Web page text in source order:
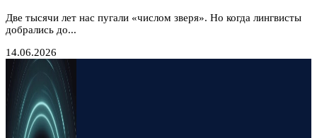
Две тысячи лет нас пугали «числом зверя». Но когда лингвисты
добрались до...
14.06.2026